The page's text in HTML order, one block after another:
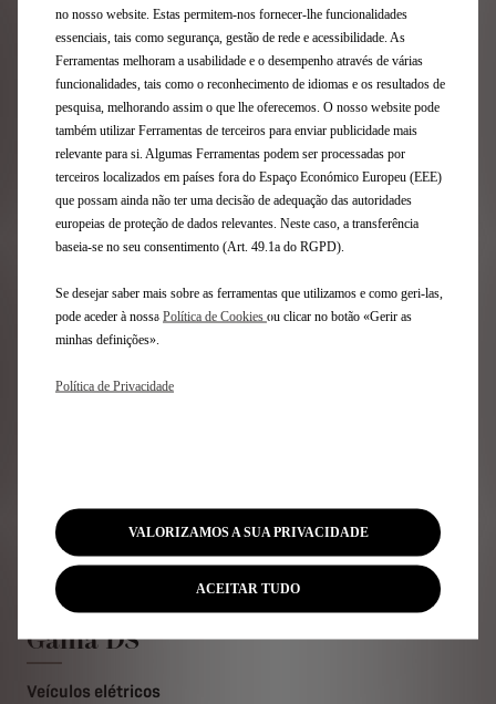
Se estes critérios estiverem preenchidos, a cobertura
depende da idade e da quilometragem do veículo no
momento em que o incidente ocorreu - como indicado
acima. A informação completa, incluindo as condições
necessárias, pode ser consultadaaqui .
Para os novos casos, a cobertura especial aplica-se
automaticamente nos Reparadores autorizados.
Para apresentar o seu pedido aceda a esta página
clicando no botão abaixo.
ACEDER À PLATAFORMA
Inscreva-se na nossa newsletter
Gama DS
Veículos elétricos
no nosso website. Estas permitem-nos fornecer-lhe funcionalidades
essenciais, tais como segurança, gestão de rede e acessibilidade. As
Ferramentas melhoram a usabilidade e o desempenho através de várias
funcionalidades, tais como o reconhecimento de idiomas e os resultados de
pesquisa, melhorando assim o que lhe oferecemos. O nosso website pode
também utilizar Ferramentas de terceiros para enviar publicidade mais
relevante para si. Algumas Ferramentas podem ser processadas por
terceiros localizados em países fora do Espaço Económico Europeu (EEE)
que possam ainda não ter uma decisão de adequação das autoridades
europeias de proteção de dados relevantes. Neste caso, a transferência
baseia-se no seu consentimento (Art. 49.1a do RGPD).
Se desejar saber mais sobre as ferramentas que utilizamos e como geri-las,
pode aceder à nossa Política de Cookies ou clicar no botão «Gerir as
minhas definições».
Política de Privacidade
VALORIZAMOS A SUA PRIVACIDADE
ACEITAR TUDO